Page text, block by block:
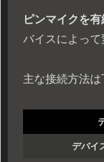
ピンマイクを
バイスによって
主な接続方法は
デバイ